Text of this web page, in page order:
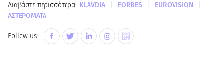
Διαβάστε περισσότερα: KLAVDIA FORBES EUROVISION
ΑΣΤΕΡΟΜΑΤΑ
Follow us: